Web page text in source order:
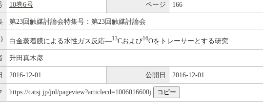
10巻6号 ページ 166
第23回触媒討論会特集号：第23回触媒討論会
白金蒸着膜による水性ガス反応―13Cおよび16Oをトレーサーとする研究
升田真木彦
2016-12-01 公開日 2016-12-01
https://catsj.jp/jnl/pageview?articlecd=1006016600j